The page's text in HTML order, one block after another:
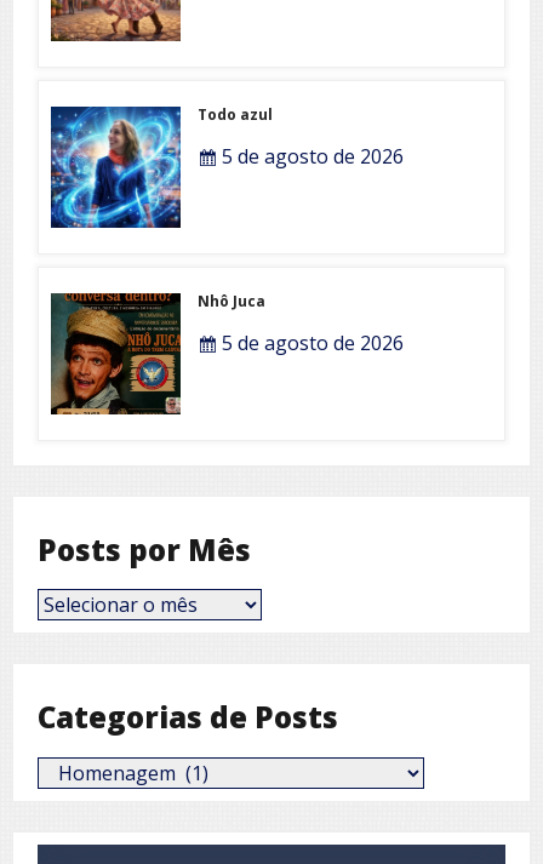
Todo azul
5 de agosto de 2026
Nhô Juca
5 de agosto de 2026
Posts por Mês
Posts
por
Categorias de Posts
Categorias
de